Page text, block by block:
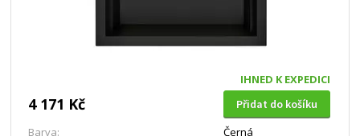
IHNED K EXPEDICI
4 171 Kč
Přidat do košíku
Barva:
Černá